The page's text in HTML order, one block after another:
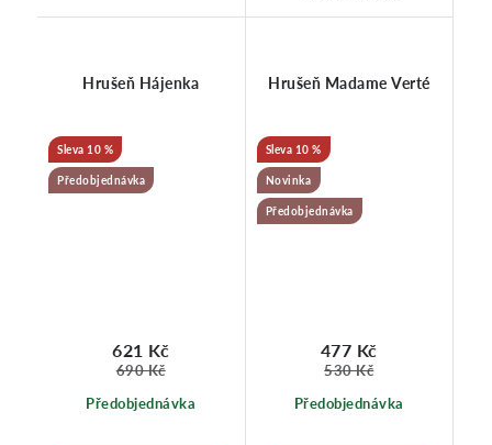
Hrušeň Hájenka
10 %
Předobjednávka
Předobjednávka
621 Kč
690 Kč
Hrušeň Madame Verté
10 %
Novinka
Předobjednávka
Předobjednávka
477 Kč
530 Kč